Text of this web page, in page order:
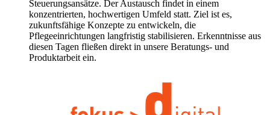
Steuerungsansätze. Der Austausch findet in einem
konzentrierten, hochwertigen Umfeld statt. Ziel ist es,
zukunftsfähige Konzepte zu entwickeln, die
Pflegeeinrichtungen langfristig stabilisieren. Erkenntnisse aus
diesen Tagen fließen direkt in unsere Beratungs- und
Produktarbeit ein.